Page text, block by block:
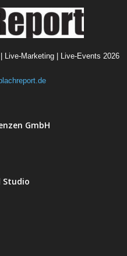
Live-Marketing | Live-Events 2026
GmbH
Studio